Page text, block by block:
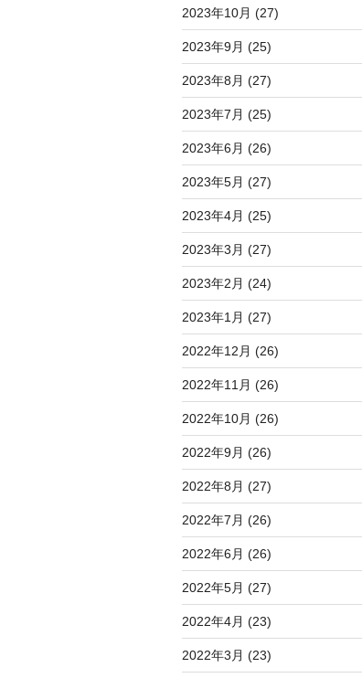
2023年10月 (27)
2023年9月 (25)
2023年8月 (27)
2023年7月 (25)
2023年6月 (26)
2023年5月 (27)
2023年4月 (25)
2023年3月 (27)
2023年2月 (24)
2023年1月 (27)
2022年12月 (26)
2022年11月 (26)
2022年10月 (26)
2022年9月 (26)
2022年8月 (27)
2022年7月 (26)
2022年6月 (26)
2022年5月 (27)
2022年4月 (23)
2022年3月 (23)